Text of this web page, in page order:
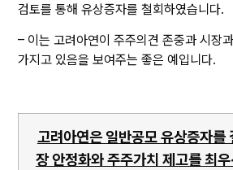
검토를 통해 유상증자를 철회하였습니다.
– 이는 고려아연이 주주의견 존중과 시장
가지고 있음을 보여주는 좋은 예입니다.
고려아연은 일반공모 유상증자를
장 안정화와 주주가치 제고를 최